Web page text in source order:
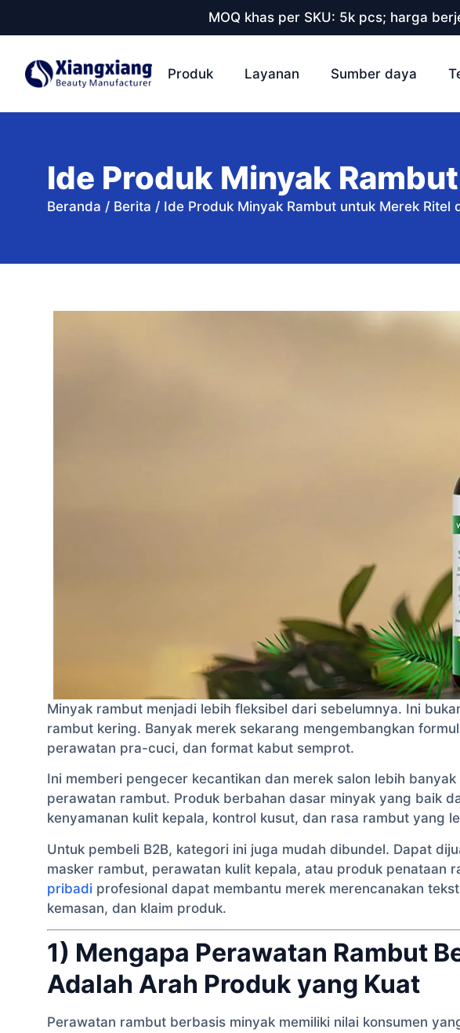
MOQ khas per SKU: 5k pcs; harga
Produk Layanan Sumber daya
Ide Produk Minyak
Beranda / Berita / Ide Produk Minyak Rambut untuk Merek Ritel
Minyak rambut menjadi lebih fleksibel dari sebelumnya. Ini
rambut kering. Banyak merek sekarang mengembangkan
perawatan pra-cuci, dan format kabut semprot.
Ini memberi pengecer kecantikan dan merek salon lebih
perawatan rambut. Produk berbahan dasar minyak yang baik
kenyamanan kulit kepala, kontrol kusut, dan rasa rambut yang
Untuk pembeli B2B, kategori ini juga mudah dibundel. Dapat
masker rambut, perawatan kulit kepala, atau produk penataan
pribadi profesional dapat membantu merek merencanakan
kemasan, dan klaim produk.
1) Mengapa Perawatan Rambut
Adalah Arah Produk yang Kuat
Perawatan rambut berbasis minyak memiliki nilai konsumen